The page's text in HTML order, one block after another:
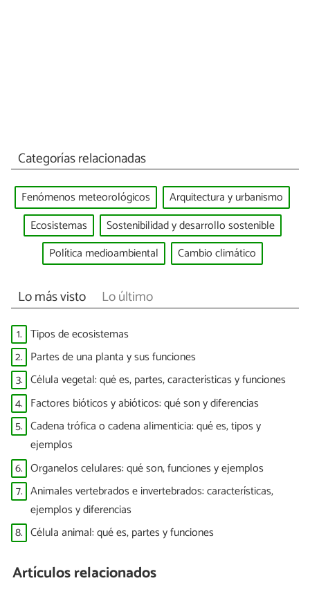
Categorías relacionadas
Fenómenos meteorológicos
Arquitectura y urbanismo
Ecosistemas
Sostenibilidad y desarrollo sostenible
Política medioambiental
Cambio climático
Lo más visto Lo último
1. Tipos de ecosistemas
2. Partes de una planta y sus funciones
3. Célula vegetal: qué es, partes, características y funciones
4. Factores bióticos y abióticos: qué son y diferencias
5. Cadena trófica o cadena alimenticia: qué es, tipos y
ejemplos
6. Organelos celulares: qué son, funciones y ejemplos
7. Animales vertebrados e invertebrados: características,
ejemplos y diferencias
8. Célula animal: qué es, partes y funciones
Artículos relacionados